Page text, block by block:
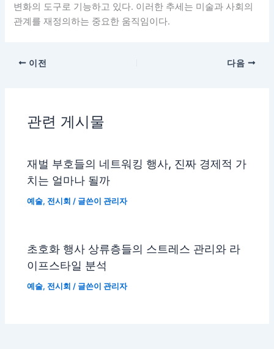
변화의 도구로 기능하고 있다. 이러한 추세는 미술과 사회의
관계를 재정의하는 중요한 움직임이다.
이전 다음
관련 게시물
재벌 부호들의 네트워킹 행사, 진짜 경제적 가
치는 얼마나 될까
예술, 전시회 / 글쓴이관리자
초호화 행사 상류층들의 스트레스 관리와 라
이프스타일 분석
예술, 전시회 / 글쓴이관리자